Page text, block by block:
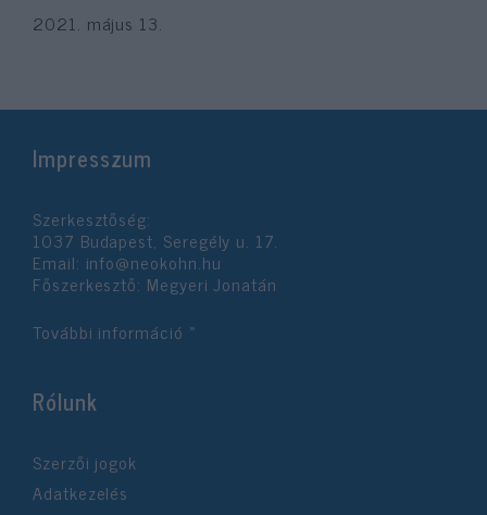
2021. május 13.
Impresszum
Szerkesztőség:
1037 Budapest, Seregély u. 17.
Email: info@neokohn.hu
Főszerkesztő: Megyeri Jonatán
További információ »
Rólunk
Szerzői jogok
Adatkezelés